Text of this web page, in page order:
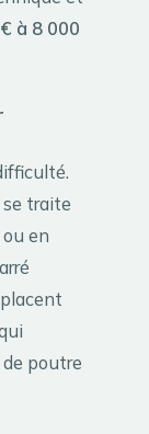
à 8 000
traite
en
poutre